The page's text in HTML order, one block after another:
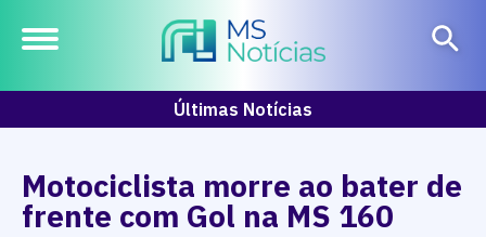
Últimas Notícias
Motociclista morre ao bater de
frente com Gol na MS 160